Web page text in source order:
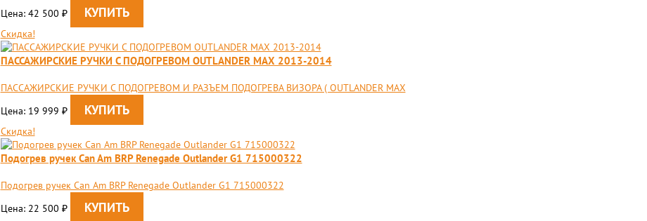
Цена: 42 500 ₽
Скидка!
ПАССАЖИРСКИЕ РУЧКИ С ПОДОГРЕВОМ OUTLANDER MAX 2013-2014
ПАССАЖИРСКИЕ РУЧКИ С ПОДОГРЕВОМ И РАЗЪЕМ ПОДОГРЕВА ВИЗОРА ( OUTLANDER MAX
Цена: 19 999 ₽
Скидка!
Подогрев ручек Can Am BRP Renegade Outlander G1 715000322
Подогрев ручек Can Am BRP Renegade Outlander G1 715000322
Цена: 22 500 ₽